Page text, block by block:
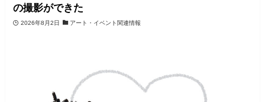
の撮影ができた
2026年8月2日 アート・イベント関連情報